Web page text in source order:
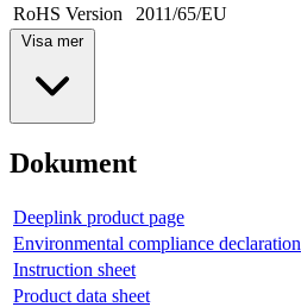
RoHS Version
2011/65/EU
Visa mer
Dokument
Deeplink product page
Environmental compliance declaration
Instruction sheet
Product data sheet